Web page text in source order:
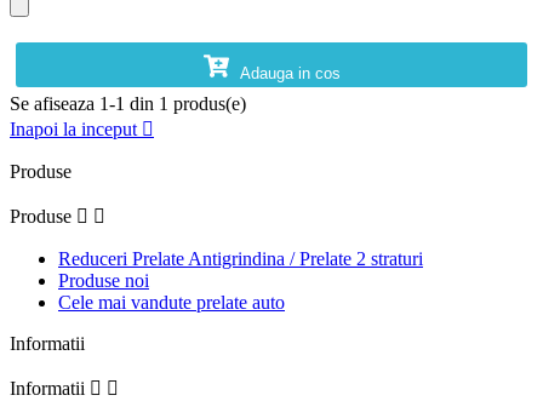
Adauga in cos
Se afiseaza 1-1 din 1 produs(e)
Inapoi la inceput 
Produse
Produse  
Reduceri Prelate Antigrindina / Prelate 2 straturi
Produse noi
Cele mai vandute prelate auto
Informatii
Informatii  